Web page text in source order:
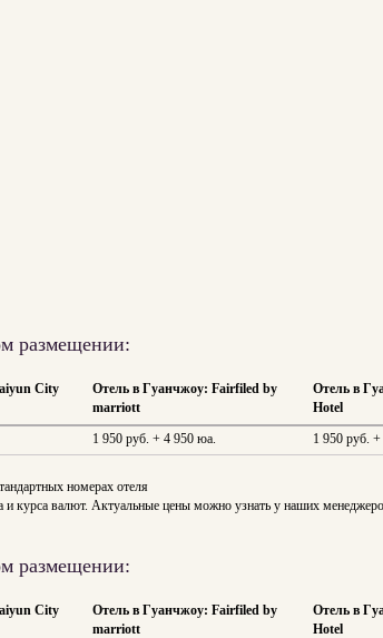
размещении:
City
Отель в Гуанчжоу: Fairfiled by
marriott
Отель в
Hotel
1 950 руб. + 4 950 юа. 1 950 руб.
номерах отеля
и курса валют. Актуальные цены можно узнать у наших
размещении:
City
Отель в Гуанчжоу: Fairfiled by
marriott
Отель в
Hotel